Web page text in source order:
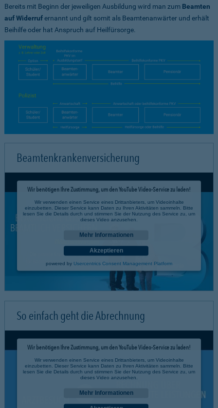
Bereits mit Beginn der jeweiligen Ausbildung wird man zum Beamten
auf Widerrufernannt und gilt somit als Beamtenanwärter und erhält
Beihilfe oder hat Anspruch auf Heilfürsorge.
Beamtenkrankenversicherung
Wir benötigen Ihre Zustimmung, um den YouTube Video-Service zu laden!
Wir verwenden einen Service eines Drittanbieters, um Videoinhalte
einzubetten. Dieser Service kann Daten zu Ihren Aktivitäten sammeln. Bitte
lesen Sie die Details durch und stimmen Sie der Nutzung des Service zu, um
dieses Video anzusehen.
Mehr Informationen
Akzeptieren
powered by Usercentrics Consent Management Platform
So einfach geht die Abrechnung
Wir benötigen Ihre Zustimmung, um den YouTube Video-Service zu laden!
Wir verwenden einen Service eines Drittanbieters, um Videoinhalte
einzubetten. Dieser Service kann Daten zu Ihren Aktivitäten sammeln. Bitte
lesen Sie die Details durch und stimmen Sie der Nutzung des Service zu, um
dieses Video anzusehen.
Mehr Informationen